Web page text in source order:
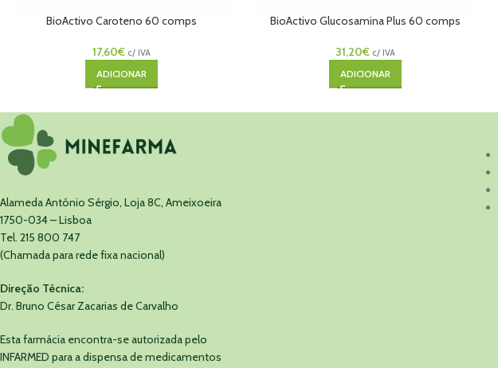
BioActivo Caroteno 60 comps
17,60€ c/ IVA
ADICIONAR
BioActivo Glucosamina Plus 60 comps
31,20€ c/ IVA
ADICIONAR
Alameda António Sérgio, Loja 8C, Ameixoeira
1750-034 – Lisboa
Tel. 215 800 747
(Chamada para rede fixa nacional)
Direção Técnica:
Dr. Bruno César Zacarias de Carvalho
Esta farmácia encontra-se autorizada pelo
INFARMED para a dispensa de medicamentos